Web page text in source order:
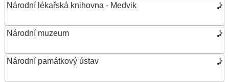
Národní lékařská knihovna - Medvik
Národní muzeum
Národní památkový ústav